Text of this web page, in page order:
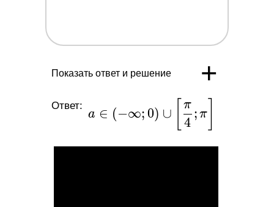
Показать ответ и решение +
Ответ:
a \in (-\infty;
0)\cup
a ∈ (−∞;0) ∪
4
π
; π